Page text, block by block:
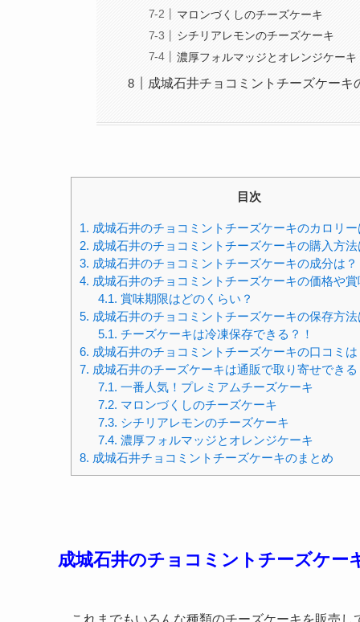
マロンづくしのチーズケーキ
シチリアレモンのチーズケーキ
濃厚フォルマッジとオレンジケーキ
成城石井チョコミントチーズケーキ
目次
1. 成城石井のチョコミントチーズケーキのカロリ
2. 成城石井のチョコミントチーズケーキの購入方
3. 成城石井のチョコミントチーズケーキの成分は？
4. 成城石井のチョコミントチーズケーキの価格や
4.1. 賞味期限はどのくらい？
5. 成城石井のチョコミントチーズケーキの保存方
5.1. チーズケーキは冷凍保存できる？！
6. 成城石井のチョコミントチーズケーキの口コミは
7. 成城石井のチーズケーキは通販で取り寄せできる
7.1. 一番人気！プレミアムチーズケーキ
7.2. マロンづくしのチーズケーキ
7.3. シチリアレモンのチーズケーキ
7.4. 濃厚フォルマッジとオレンジケーキ
8. 成城石井チョコミントチーズケーキのまとめ
成城石井のチョコミントチーズケー
これまでもいろんな種類のチーズケーキを販売し